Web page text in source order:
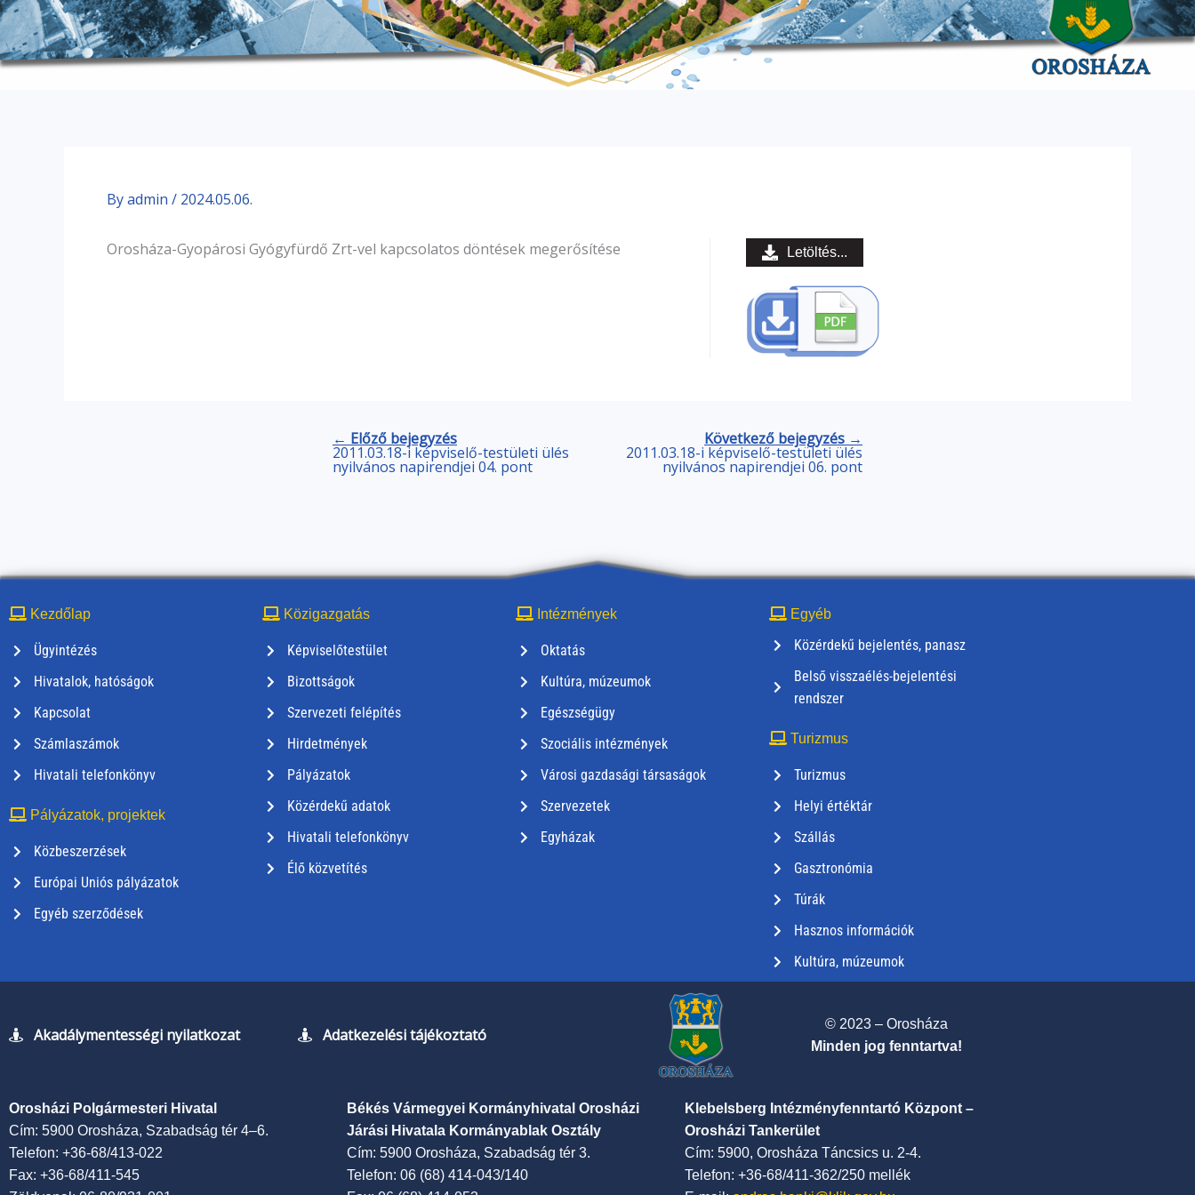
Byadmin / 2024.05.06.
Orosháza-Gyopárosi Gyógyfürdő Zrt-vel kapcsolatos döntések megerősítése Letöltés...
← Előző bejegyzés
2011.03.18-i képviselő-testületi ülés
nyilvános napirendjei 04. pont
Következő bejegyzés →
2011.03.18-i képviselő-testületi ülés
nyilvános napirendjei 06. pont
Kezdőlap
Ügyintézés
Hivatalok, hatóságok
Kapcsolat
Számlaszámok
Hivatali telefonkönyv
Pályázatok, projektek
Közbeszerzések
Európai Uniós pályázatok
Egyéb szerződések
Közigazgatás
Képviselőtestület
Bizottságok
Szervezeti felépítés
Hirdetmények
Pályázatok
Közérdekű adatok
Hivatali telefonkönyv
Élő közvetítés
Intézmények
Oktatás
Kultúra, múzeumok
Egészségügy
Szociális intézmények
Városi gazdasági társaságok
Szervezetek
Egyházak
Egyéb
Közérdekű bejelentés, panasz
Belső visszaélés-bejelentési
rendszer
Turizmus
Turizmus
Helyi értéktár
Szállás
Gasztronómia
Túrák
Hasznos információk
Kultúra, múzeumok
Akadálymentességi nyilatkozat Adatkezelési tájékoztató
© 2023 – Orosháza
Minden jog fenntartva!
Orosházi Polgármesteri Hivatal
Cím: 5900 Orosháza, Szabadság tér 4–6.
Telefon: +36-68/413-022
Fax: +36-68/411-545
Békés Vármegyei Kormányhivatal Orosházi
Járási Hivatala Kormányablak Osztály
Cím: 5900 Orosháza, Szabadság tér 3.
Telefon: 06 (68) 414-043/140
Klebelsberg Intézményfenntartó Központ –
Orosházi Tankerület
Cím: 5900, Orosháza Táncsics u. 2-4.
Telefon: +36-68/411-362/250 mellék